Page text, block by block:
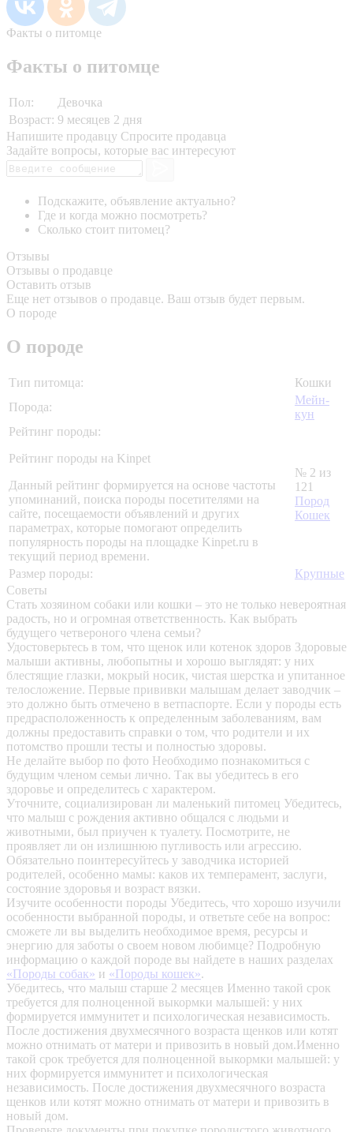
Факты о питомце
Факты о питомце
Пол:
Девочка
Возраст: 9 месяцев 2 дня
Напишите продавцу Спросите продавца
Задайте вопросы, которые вас интересуют
Подскажите, объявление актуально?
Где и когда можно посмотреть?
Сколько стоит питомец?
Отзывы
Отзывы о продавце
Оставить отзыв
Еще нет отзывов о продавце. Ваш отзыв будет первым.
О породе
О породе
Тип питомца:
Кошки
Порода:
Мейн-
кун
Рейтинг породы:
Рейтинг породы на Kinpet
Данный рейтинг формируется на основе частоты
упоминаний, поиска породы посетителями на
сайте, посещаемости объявлений и других
параметрах, которые помогают определить
популярность породы на площадке Kinpet.ru в
текущий период времени.
№ 2 из
121
Пород
Кошек
Размер породы:
Крупные
Советы
Стать хозяином собаки или кошки – это не только невероятная
радость, но и огромная ответственность. Как выбрать
будущего четвероного члена семьи?
Удостоверьтесь в том, что щенок или котенок здоров Здоровые
малыши активны, любопытны и хорошо выглядят: у них
блестящие глазки, мокрый носик, чистая шерстка и упитанное
телосложение. Первые прививки малышам делает заводчик –
это должно быть отмечено в ветпаспорте. Если у породы есть
предрасположенность к определенным заболеваниям, вам
должны предоставить справки о том, что родители и их
потомство прошли тесты и полностью здоровы.
Не делайте выбор по фото Необходимо познакомиться с
будущим членом семьи лично. Так вы убедитесь в его
здоровье и определитесь с характером.
Уточните, социализирован ли маленький питомец Убедитесь,
что малыш с рождения активно общался с людьми и
животными, был приучен к туалету. Посмотрите, не
проявляет ли он излишнюю пугливость или агрессию.
Обязательно поинтересуйтесь у заводчика историей
родителей, особенно мамы: каков их темперамент, заслуги,
состояние здоровья и возраст вязки.
Изучите особенности породы Убедитесь, что хорошо изучили
особенности выбранной породы, и ответьте себе на вопрос:
сможете ли вы выделить необходимое время, ресурсы и
энергию для заботы о своем новом любимце? Подробную
информацию о каждой породе вы найдете в наших разделах
«Породы собак» и «Породы кошек».
Убедитесь, что малыш старше 2 месяцев Именно такой срок
требуется для полноценной выкормки малышей: у них
формируется иммунитет и психологическая независимость.
После достижения двухмесячного возраста щенков или котят
можно отнимать от матери и привозить в новый дом.Именно
такой срок требуется для полноценной выкормки малышей: у
них формируется иммунитет и психологическая
независимость. После достижения двухмесячного возраста
щенков или котят можно отнимать от матери и привозить в
новый дом.